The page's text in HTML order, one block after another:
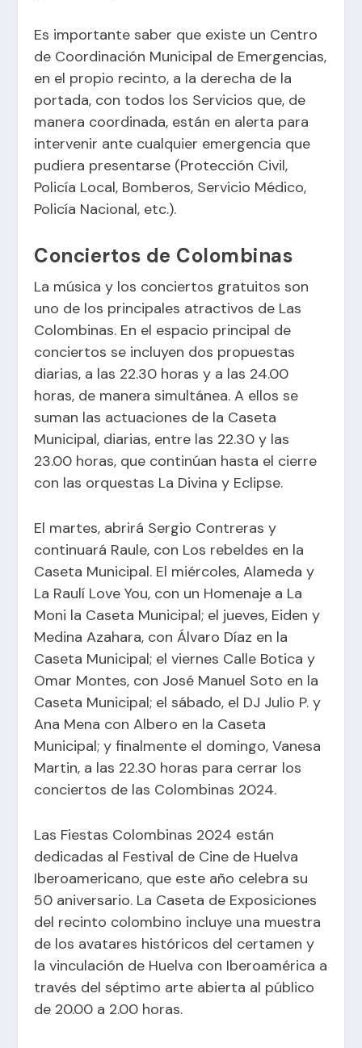
Es importante saber que existe un Centro
de Coordinación Municipal de Emergencias,
en el propio recinto, a la derecha de la
portada, con todos los Servicios que, de
manera coordinada, están en alerta para
intervenir ante cualquier emergencia que
pudiera presentarse (Protección Civil,
Policía Local, Bomberos, Servicio Médico,
Policía Nacional, etc.).
Conciertos de Colombinas
La música y los conciertos gratuitos son
uno de los principales atractivos de Las
Colombinas. En el espacio principal de
conciertos se incluyen dos propuestas
diarias, a las 22.30 horas y a las 24.00
horas, de manera simultánea. A ellos se
suman las actuaciones de la Caseta
Municipal, diarias, entre las 22.30 y las
23.00 horas, que continúan hasta el cierre
con las orquestas La Divina y Eclipse.
El martes, abrirá Sergio Contreras y
continuará Raule, con Los rebeldes en la
Caseta Municipal. El miércoles, Alameda y
La Raulí Love You, con un Homenaje a La
Moni la Caseta Municipal; el jueves, Eiden y
Medina Azahara, con Álvaro Díaz en la
Caseta Municipal; el viernes Calle Botica y
Omar Montes, con José Manuel Soto en la
Caseta Municipal; el sábado, el DJ Julio P. y
Ana Mena con Albero en la Caseta
Municipal; y finalmente el domingo, Vanesa
Martin, a las 22.30 horas para cerrar los
conciertos de las Colombinas 2024.
Las Fiestas Colombinas 2024 están
dedicadas al Festival de Cine de Huelva
Iberoamericano, que este año celebra su
50 aniversario. La Caseta de Exposiciones
del recinto colombino incluye una muestra
de los avatares históricos del certamen y
la vinculación de Huelva con Iberoamérica a
través del séptimo arte abierta al público
de 20.00 a 2.00 horas.